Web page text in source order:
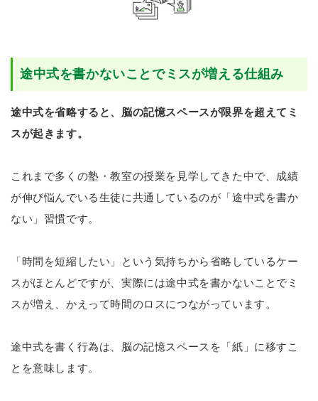
途中式を書かないことでミスが増える仕組み
途中式を省略すると、脳の記憶スペースが限界を超えてミ
スが起きます。
これまで多くの塾・教室の授業を見学してきた中で、成績
が伸び悩んでいる生徒に共通しているのが「途中式を書か
ない」習慣です。
「時間を短縮したい」という気持ちから省略しているケー
スがほとんどですが、実際には途中式を書かないことでミ
スが増え、かえって時間のロスにつながっています。
途中式を書く行為は、脳の記憶スペースを「紙」に移すこ
とを意味します。